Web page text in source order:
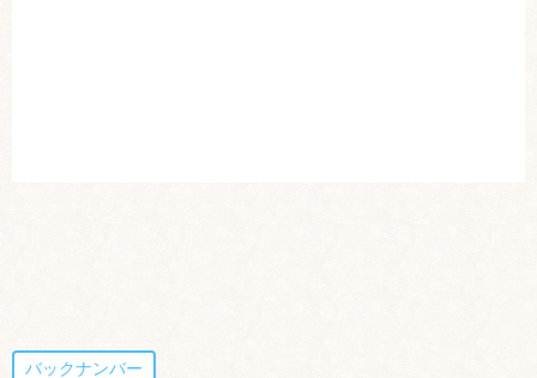
バックナンバー